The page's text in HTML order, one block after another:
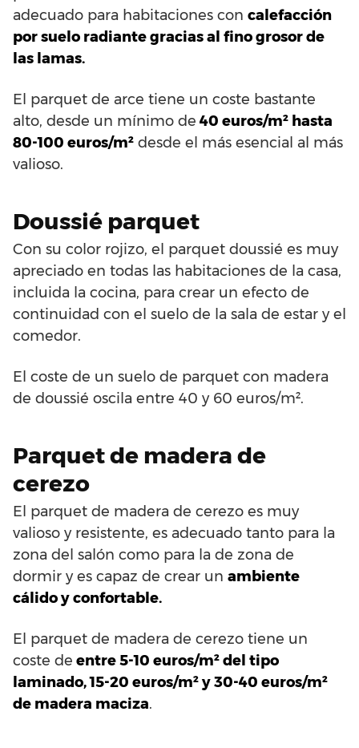
adecuado para habitaciones con calefacción
por suelo radiante gracias al fino grosor de
las lamas.
El parquet de arce tiene un coste bastante
alto, desde un mínimo de 40 euros/m² hasta
80-100 euros/m² desde el más esencial al más
valioso.
Doussié parquet
Con su color rojizo, el parquet doussié es muy
apreciado en todas las habitaciones de la casa,
incluida la cocina, para crear un efecto de
continuidad con el suelo de la sala de estar y el
comedor.
El coste de un suelo de parquet con madera
de doussié oscila entre 40 y 60 euros/m².
Parquet de madera de
cerezo
El parquet de madera de cerezo es muy
valioso y resistente, es adecuado tanto para la
zona del salón como para la de zona de
dormir y es capaz de crear un ambiente
cálido y confortable.
El parquet de madera de cerezo tiene un
coste de entre 5-10 euros/m² del tipo
laminado, 15-20 euros/m² y 30-40 euros/m²
de madera maciza.